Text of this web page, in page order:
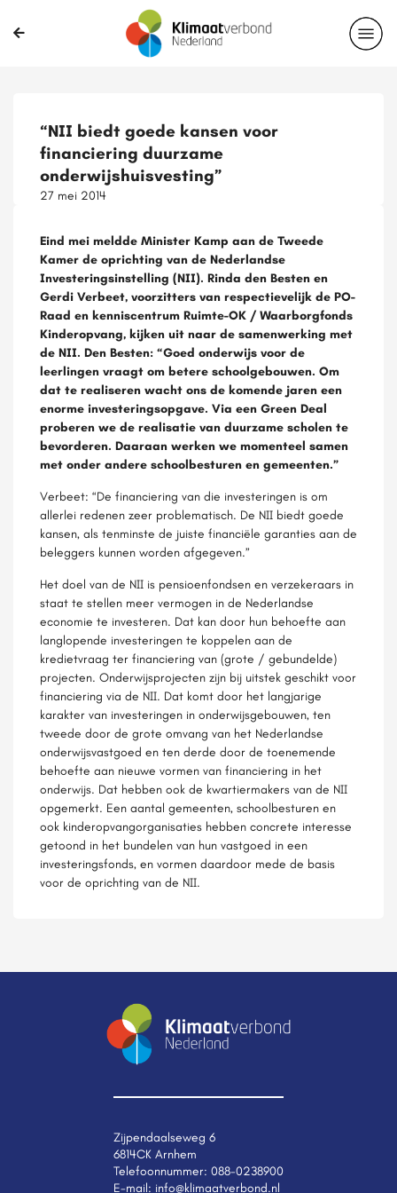
“NII biedt goede kansen voor
financiering duurzame
onderwijshuisvesting”
27 mei 2014
Eind mei meldde Minister Kamp aan de Tweede
Kamer de oprichting van de Nederlandse
Investeringsinstelling (NII). Rinda den Besten en
Gerdi Verbeet, voorzitters van respectievelijk de PO-
Raad en kenniscentrum Ruimte-OK / Waarborgfonds
Kinderopvang, kijken uit naar de samenwerking met
de NII. Den Besten: “Goed onderwijs voor de
leerlingen vraagt om betere schoolgebouwen. Om
dat te realiseren wacht ons de komende jaren een
enorme investeringsopgave. Via een Green Deal
proberen we de realisatie van duurzame scholen te
bevorderen. Daaraan werken we momenteel samen
met onder andere schoolbesturen en gemeenten.”
Verbeet: “De financiering van die investeringen is om
allerlei redenen zeer problematisch. De NII biedt goede
kansen, als tenminste de juiste financiële garanties aan de
beleggers kunnen worden afgegeven.”
Het doel van de NII is pensioenfondsen en verzekeraars in
staat te stellen meer vermogen in de Nederlandse
economie te investeren. Dat kan door hun behoefte aan
langlopende investeringen te koppelen aan de
kredietvraag ter financiering van (grote / gebundelde)
projecten. Onderwijsprojecten zijn bij uitstek geschikt voor
financiering via de NII. Dat komt door het langjarige
karakter van investeringen in onderwijsgebouwen, ten
tweede door de grote omvang van het Nederlandse
onderwijsvastgoed en ten derde door de toenemende
behoefte aan nieuwe vormen van financiering in het
onderwijs. Dat hebben ook de kwartiermakers van de NII
opgemerkt. Een aantal gemeenten, schoolbesturen en
ook kinderopvangorganisaties hebben concrete interesse
getoond in het bundelen van hun vastgoed in een
investeringsfonds, en vormen daardoor mede de basis
voor de oprichting van de NII.
Zijpendaalseweg 6
6814CK Arnhem
Telefoonnummer: 088-0238900
E-mail: info@klimaatverbond.nl